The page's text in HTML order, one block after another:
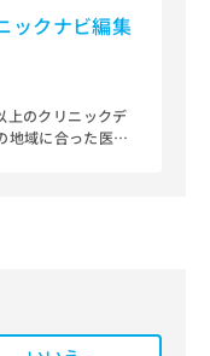
ックナビ編集
のクリニックデ
地域に合った医療
ドラインに準拠し